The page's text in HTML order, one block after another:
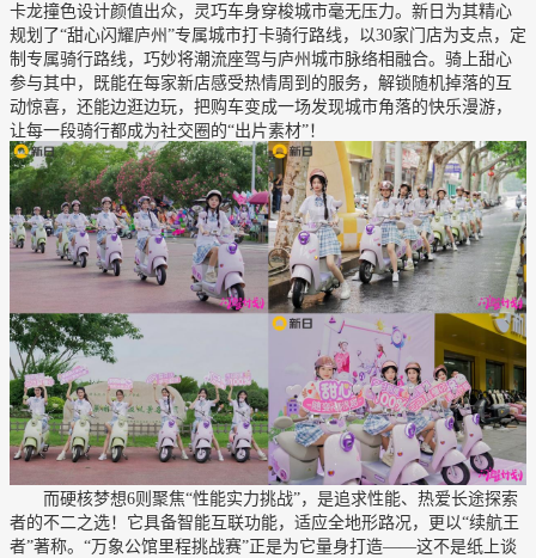
卡龙撞色设计颜值出众，灵巧车身穿梭城市毫无压力。新日为其精心
规划了“甜心闪耀庐州”专属城市打卡骑行路线，以30家门店为支点，定
制专属骑行路线，巧妙将潮流座驾与庐州城市脉络相融合。骑上甜心
参与其中，既能在每家新店感受热情周到的服务，解锁随机掉落的互
动惊喜，还能边逛边玩，把购车变成一场发现城市角落的快乐漫游，
让每一段骑行都成为社交圈的“出片素材”！
而硬核梦想6则聚焦“性能实力挑战”，是追求性能、热爱长途探索
者的不二之选！它具备智能互联功能，适应全地形路况，更以“续航王
者”著称。“万象公馆里程挑战赛”正是为它量身打造——这不是纸上谈